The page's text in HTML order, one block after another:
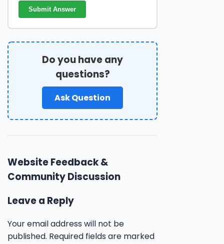
Submit Answer
Do you have any
questions?
Ask Question
Website Feedback &
Community Discussion
Leave a Reply
Your email address will not be
published. Required fields are marked